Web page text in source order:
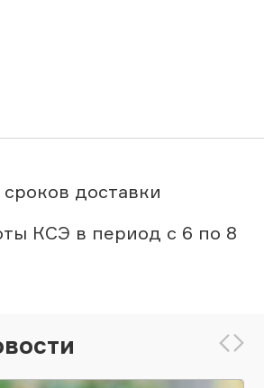
доставки
КСЭ в период с 6 по 8